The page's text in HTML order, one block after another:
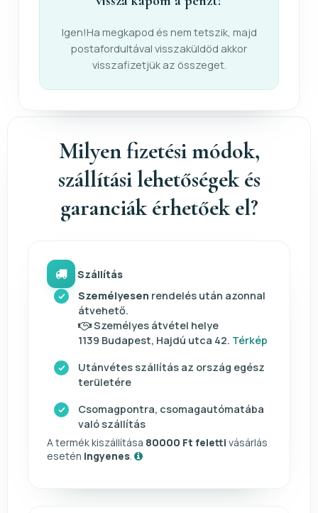
Igen!Ha megkapod és nem tetszik, majd
postafordultával visszaküldöd akkor
visszafizetjük az összeget.
Milyen fizetési módok,
szállítási lehetőségek és
garanciák érhetőek el?
Szállítás
Személyesen rendelés után azonnal
átvehető.
Személyes átvétel helye
1139 Budapest, Hajdú utca 42. Térkép
Utánvétes szállítás az ország egész
területére
Csomagpontra, csomagautómatába
való szállítás
A termék kiszállítása 80000 Ft feletti vásárlás
esetén ingyenes